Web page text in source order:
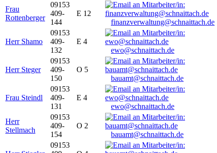
Frau
Rottenberger
09153
409-
144
E 12
finanzverwaltung@schnaittach.de
Herr Shamo
09153
409-
132
E 4
ewo@schnaittach.de
Herr Steger
09153
409-
150
O 5
bauamt@schnaittach.de
Frau Steindl
09153
409-
131
E 4
ewo@schnaittach.de
Herr
Stellmach
09153
409-
154
O 2
bauamt@schnaittach.de
09153